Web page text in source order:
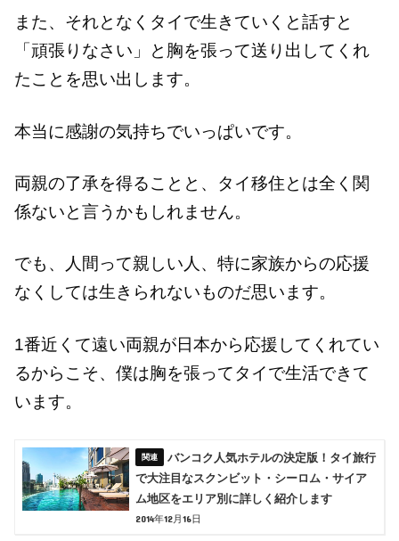
また、それとなくタイで生きていくと話すと
「頑張りなさい」と胸を張って送り出してくれ
たことを思い出します。
本当に感謝の気持ちでいっぱいです。
両親の了承を得ることと、タイ移住とは全く関
係ないと言うかもしれません。
でも、人間って親しい人、特に家族からの応援
なくしては生きられないものだ思います。
1番近くて遠い両親が日本から応援してくれてい
るからこそ、僕は胸を張ってタイで生活できて
います。
バンコク人気ホテルの決定版！タイ旅行
で大注目なスクンビット・シーロム・サイア
ム地区をエリア別に詳しく紹介します
2014年12月16日